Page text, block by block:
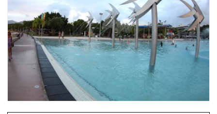
市
：
ま
と
め